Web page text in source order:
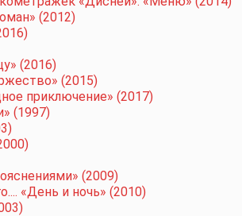
(2012)
(2016)
(2015)
приключение» (2017)
(1997)
(2009)
«День и ночь» (2010)